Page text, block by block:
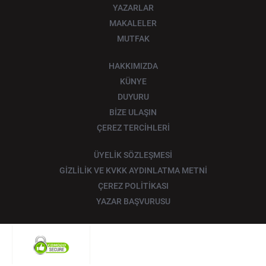
YAZARLAR
MAKALELER
MUTFAK
HAKKIMIZDA
KÜNYE
DUYURU
BİZE ULAŞIN
ÇEREZ TERCİHLERİ
ÜYELİK SÖZLEŞMESİ
GİZLİLİK VE KVKK AYDINLATMA METNİ
ÇEREZ POLİTİKASI
YAZAR BAŞVURUSU